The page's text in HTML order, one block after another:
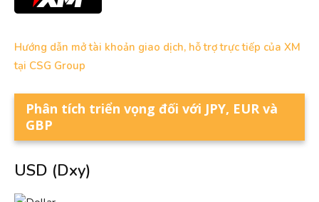
Hướng dẫn mở tài khoản giao dịch, hỗ trợ trực tiếp của XM
tại CSG Group
Phân tích triển vọng đối với JPY, EUR và
GBP
USD (Dxy)